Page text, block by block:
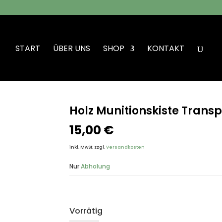
START ÜBER UNS SHOP KONTAKT
Holz Munitionskiste
15,00 €
inkl. MwSt. zzgl.Versandkosten
NurAbholung
Vorrätig